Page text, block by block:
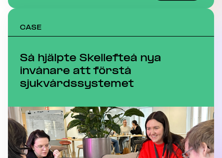
CASE
Så hjälpte Skellefteå nya
invånare att förstå
sjukvårdssystemet